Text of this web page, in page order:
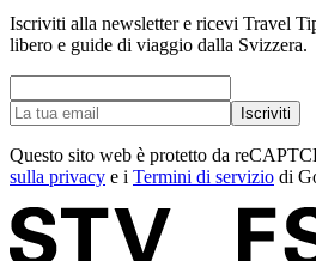
Iscriviti alla newsletter e ricevi Travel
libero e guide di viaggio dalla Svizzera.
Iscriviti
Questo sito web è protetto da
sulla privacy e i Termini di servizio di